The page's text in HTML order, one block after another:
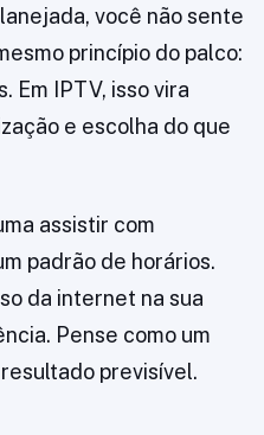
você não sente
princípio do palco:
Em IPTV, isso vira
e escolha do que
assistir com
padrão de horários.
da internet na sua
Pense como um
previsível.